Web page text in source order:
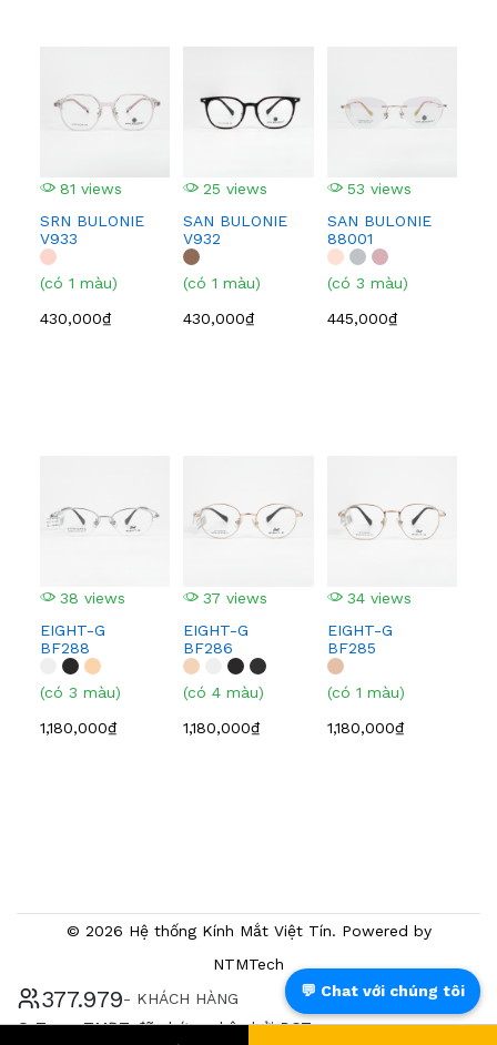
81 views
SRN BULONIE
V933
(có 1 màu)
430,000₫
25 views
SAN BULONIE
V932
(có 1 màu)
430,000₫
53 views
SAN BULONIE
88001
(có 3 màu)
445,000₫
38 views
EIGHT-G
BF288
(có 3 màu)
1,180,000₫
37 views
EIGHT-G
BF286
(có 4 màu)
1,180,000₫
34 views
EIGHT-G
BF285
(có 1 màu)
1,180,000₫
💬 Chat với chúng tôi
© 2026 Hệ thống Kính Mắt Việt Tín. Powered by
NTMTech
397.734- KHÁCH HÀNG
® Trang TMĐT đã chứng nhận bởi BCT